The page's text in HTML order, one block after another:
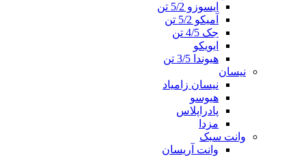
ایسوزو 5/2 تن
آمیکو 5/2 تن
جک 4/5 تن
ایویکو
هیوندا 3/5 تن
نیسان
نیسان زامیاد
هیوسو
پادراپلاس
مزدا
وانت سبک
وانت آریسان